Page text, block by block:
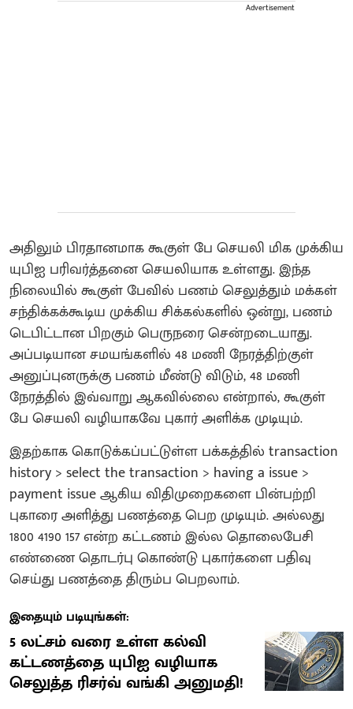
Advertisement
அதிலும் பிரதானமாக கூகுள் பே செயலி மிக முக்கிய
யுபிஐ பரிவர்த்தனை செயலியாக உள்ளது. இந்த
நிலையில் கூகுள் பேவில் பணம் செலுத்தும் மக்கள்
சந்திக்கக்கூடிய முக்கிய சிக்கல்களில் ஒன்று, பணம்
டெபிட்டான பிறகும் பெருநரை சென்றடையாது.
அப்படியான சமயங்களில் 48 மணி நேரத்திற்குள்
அனுப்புனருக்கு பணம் மீண்டு விடும், 48 மணி
நேரத்தில் இவ்வாறு ஆகவில்லை என்றால், கூகுள்
பே செயலி வழியாகவே புகார் அளிக்க முடியும்.
இதற்காக கொடுக்கப்பட்டுள்ள பக்கத்தில் transaction
history > select the transaction > having a issue >
payment issue ஆகிய விதிமுறைகளை பின்பற்றி
புகாரை அளித்து பணத்தை பெற முடியும். அல்லது
1800 4190 157 என்ற கட்டணம் இல்ல தொலைபேசி
எண்ணை தொடர்பு கொண்டு புகார்களை பதிவு
செய்து பணத்தை திரும்ப பெறலாம்.
இதையும் படியுங்கள்:
5 லட்சம் வரை உள்ள கல்வி
கட்டணத்தை யுபிஐ வழியாக
செலுத்த ரிசர்வ் வங்கி அனுமதி!